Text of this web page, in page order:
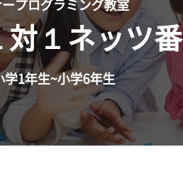
プログラミング教室
１ネッツ
学1年生~小学6年生